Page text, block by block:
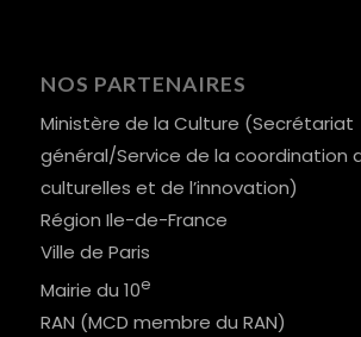
NOS PARTENAIRES
Ministère de la Culture (Secrétariat
général/Service de la coordination
culturelles et de l’innovation)
Région Ile-de-France
Ville de Paris
Mairie du 10e
RAN (MCD membre du RAN)